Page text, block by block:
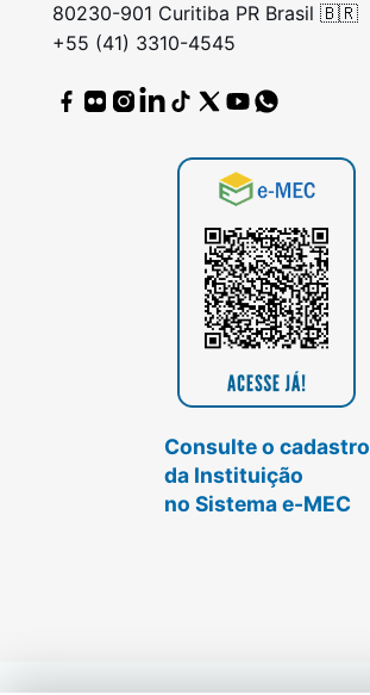
80230-901 Curitiba PR Brasil 🇧🇷
+55 (41) 3310-4545
Consulte o cadastro
da Instituição
no Sistema e-MEC